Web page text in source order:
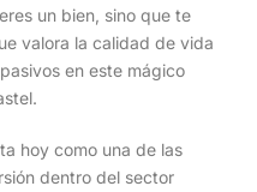
un bien, sino que te
valora la calidad de vida
en este mágico
hoy como una de las
dentro del sector